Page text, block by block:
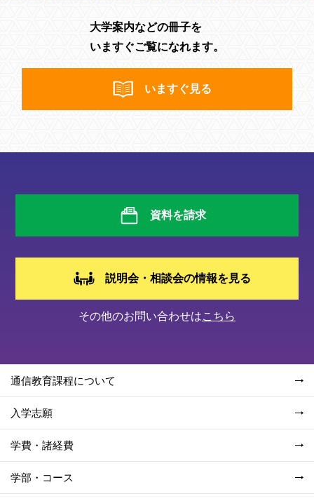
大学案内などの冊子を
いますぐご覧になれます。
いますぐ見る
資料を請求
説明会・相談会の情報を見る
その他のお問い合わせはこちら
通信教育課程について
入学志願
学費・諸経費
学部・コース